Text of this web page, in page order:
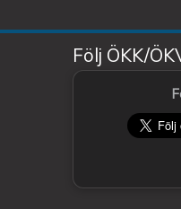
Följ ÖKK/